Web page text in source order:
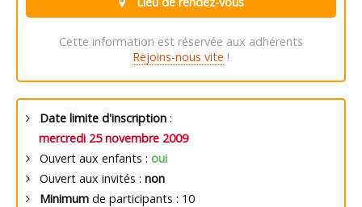
Cette information est réservée aux adhérents
Rejoins-nous vite !
Date limite d'inscription :
mercredi 25 novembre 2009
Ouvert aux enfants : oui
Ouvert aux invités : non
Minimum de participants : 10